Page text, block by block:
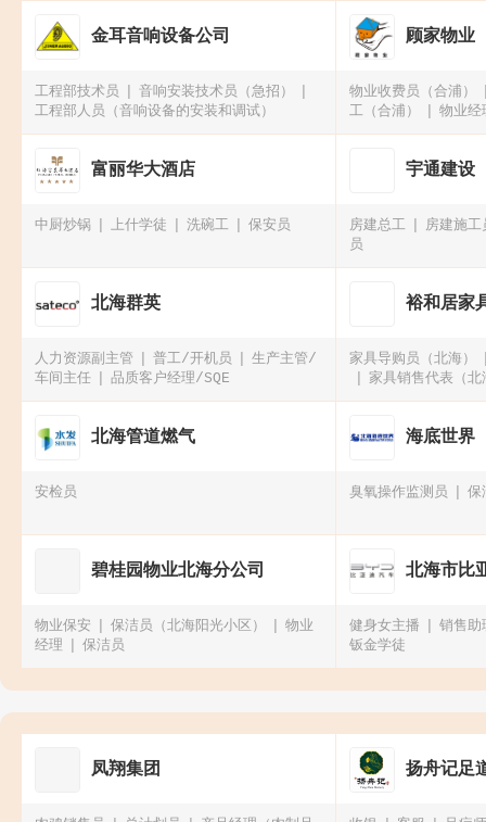
金耳音响设备公司
工程部技术员
音响安装技术员（急招）
工程部人员（音响设备的安装和调试）
顾家物业
物业收费员（合浦）
工（合浦）
物业经
富丽华大酒店
中厨炒锅 上什学徒 洗碗工 保安员
宇通建设
房建总工
房建施工
员
北海群英
人力资源副主管 普工/开机员
生产主管/
车间主任
品质客户经理/SQE
裕和居家
家具导购员（北海）
家具销售代表（北
海）
北海管道燃气
安检员
海底世界
臭氧操作监测员 保
碧桂园物业北海分公司
物业保安 保洁员（北海阳光小区）
物业
经理
保洁员
北海市比
健身女主播
销售助
钣金学徒
凤翔集团 扬舟记足